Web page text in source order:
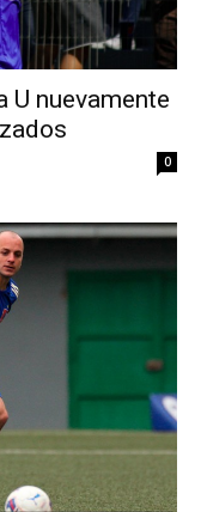
U nuevamente
0